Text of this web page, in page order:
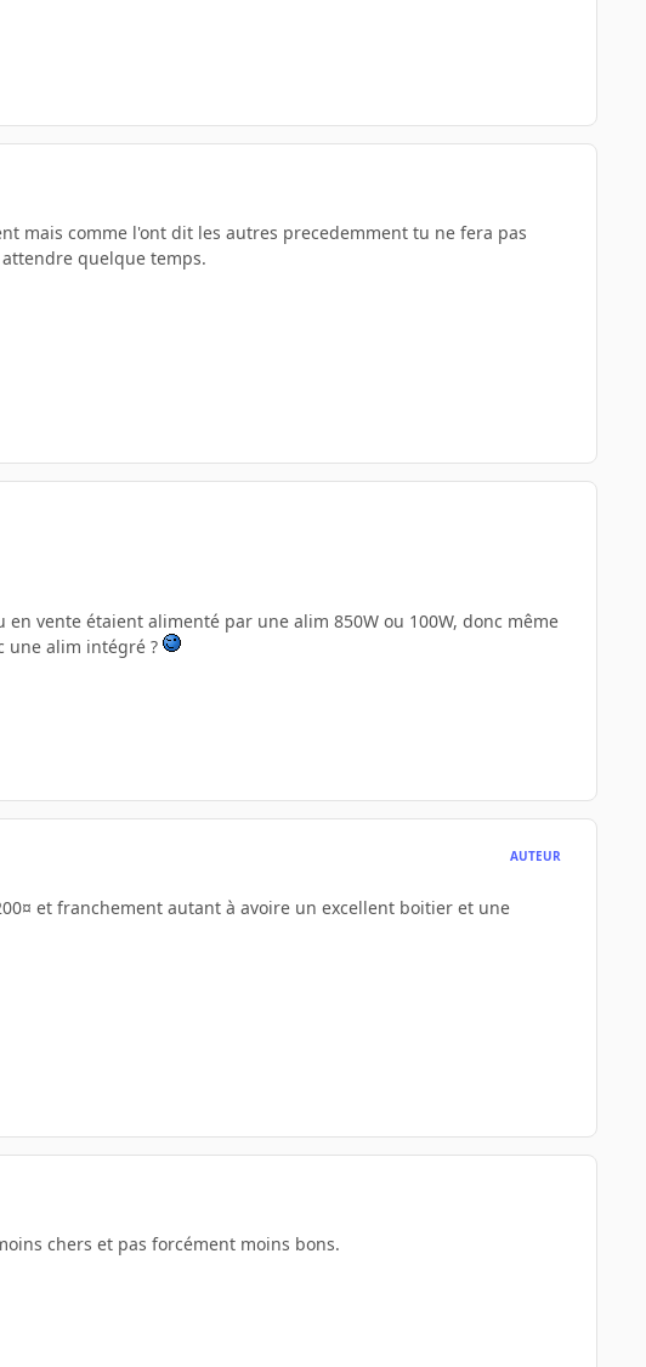
mais comme l'ont dit les autres precedemment tu ne fera pas
quelque temps.
vente étaient alimenté par une alim 850W ou 100W, donc même
une alim intégré ?
AUTEUR
et franchement autant à avoire un excellent boitier et une
chers et pas forcément moins bons.